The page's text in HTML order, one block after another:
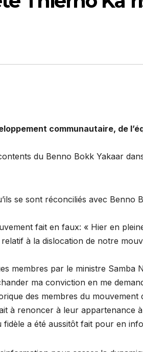
communautaire, de
du Benno Bokk Yakaar
se sont réconciliés avec Benno
fait en faux: « Hier en
à la dislocation de notre
membres par le ministre Samba
ma conviction en me
des membres du
à renoncer à leur appartenance
a été aussitôt fait pour en